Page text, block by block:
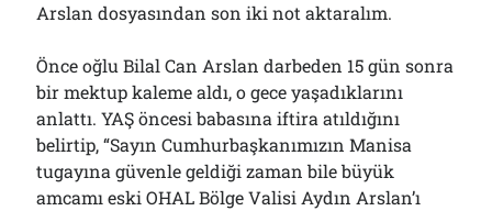
Arslan dosyasından son iki not aktaralım.
Önce oğlu Bilal Can Arslan darbeden 15 gün sonra
bir mektup kaleme aldı, o gece yaşadıklarını
anlattı. YAŞ öncesi babasına iftira atıldığını
belirtip, “Sayın Cumhurbaşkanımızın Manisa
tugayına güvenle geldiği zaman bile büyük
amcamı eski OHAL Bölge Valisi Aydın Arslan’ı